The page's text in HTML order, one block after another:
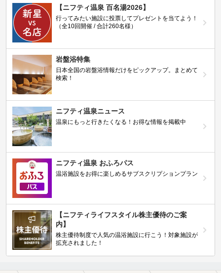
【ニフティ温泉 百名湯2026】
行ってみたい施設に投票してプレゼントを当てよう！
（全10回開催 / 合計260名様）
岩盤浴特集
日本全国の岩盤浴情報だけをピックアップ。まとめて
検索！
ニフティ温泉ニュース
温泉にもっと行きたくなる！お得な情報を掲載中
ニフティ温泉 おふろパス
温浴施設をお得に楽しめるサブスクリプションプラン
【ニフティライフスタイル株主優待のご案
内】
株主優待制度で人気の温浴施設に行こう！対象施設が
拡充されました！